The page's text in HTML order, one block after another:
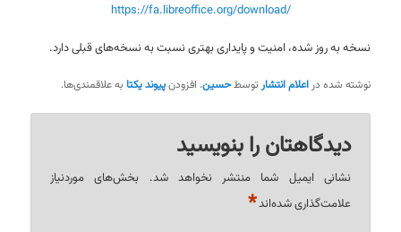
https://fa.libreoffice.org/download/
نسخه به روز شده، امنیت و پایداری بهتری نسبت به نسخه‌های قبلی دارد.
نوشته شده دراعلام انتشار توسطحسین. افزودنپیوند یکتا به علاقمندی‌ها.
دیدگاهتان را بنویسید
نشانی ایمیل شما منتشر نخواهد شد.
بخش‌های موردنیاز
علامت‌گذاری شده‌اند*